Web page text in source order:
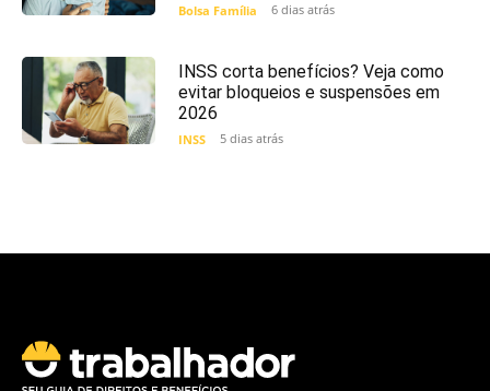
Bolsa Família 6 dias atrás
INSS corta benefícios? Veja como
evitar bloqueios e suspensões em
2026
INSS 5 dias atrás